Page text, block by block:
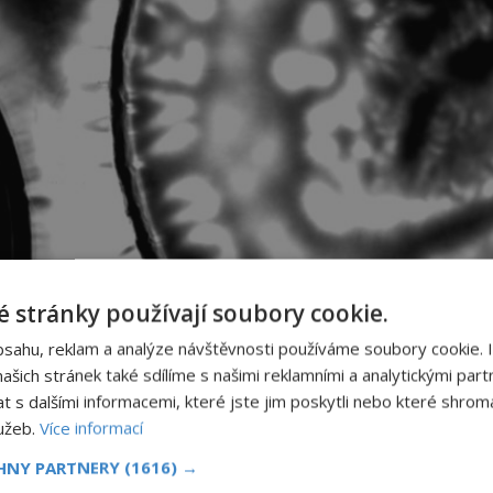
metodou, foto Wikimedia Commons
stránky používají soubory cookie.
reklam a analýze návštěvnosti používáme soubory cookie.
stránek také sdílíme s našimi reklamními a analytickými
s dalšími informacemi, které jste jim poskytli nebo které
Více informací
PARTNERY (1616) →